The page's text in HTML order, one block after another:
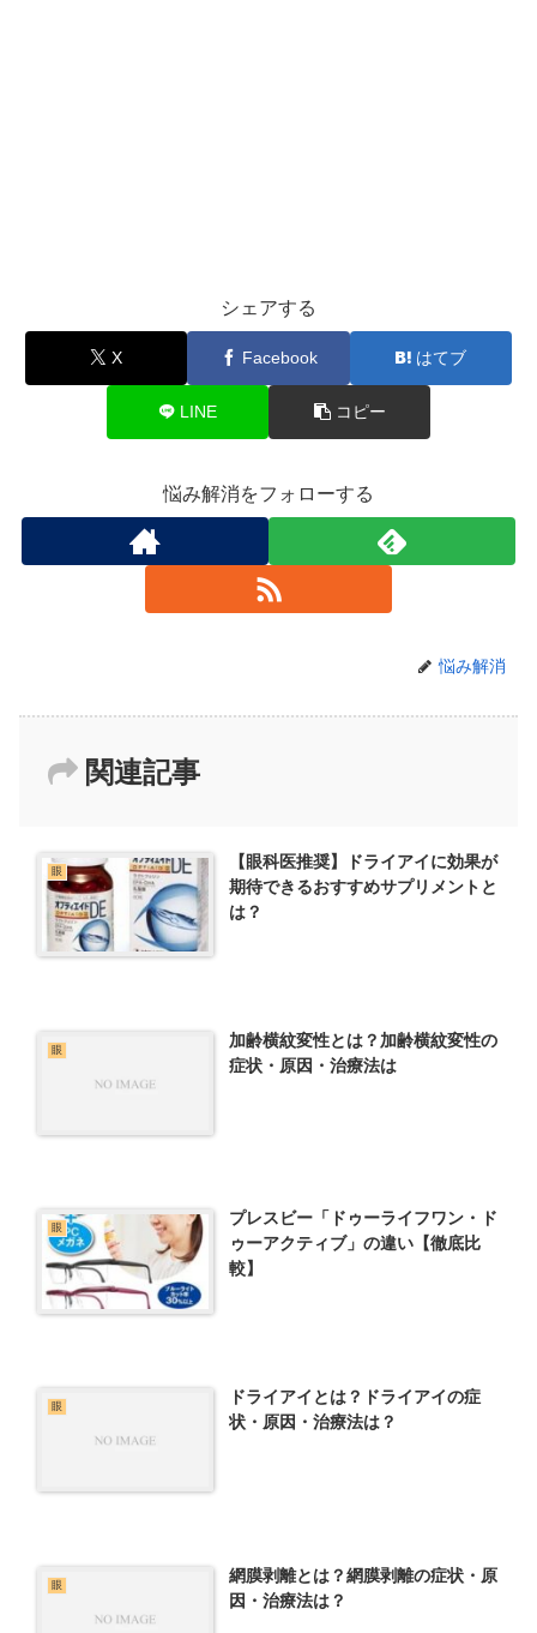
シェアする
X Facebook はてブ
LINE コピー
悩み解消をフォローする
悩み解消
関連記事
眼
【眼科医推奨】ドライアイに効果が
期待できるおすすめサプリメントと
は？
眼
加齢横紋変性とは？加齢横紋変性の
症状・原因・治療法は
眼
プレスビー「ドゥーライフワン・ド
ゥーアクティブ」の違い【徹底比
較】
眼
ドライアイとは？ドライアイの症
状・原因・治療法は？
眼
網膜剥離とは？網膜剥離の症状・原
因・治療法は？